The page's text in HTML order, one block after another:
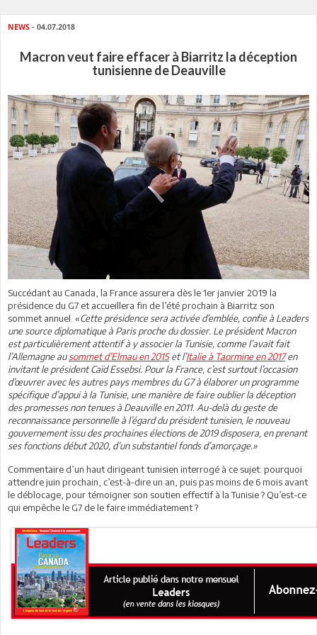
NEWS - 04.07.2018
Macron veut faire effacer à Biarritz la déception
tunisienne de Deauville
Succédant au Canada, la France assurera dès le 1er janvier 2019 la
présidence du G7 et accueillera fin de l’été prochain à Biarritz son
sommet annuel. «Cette présidence sera activée d’emblée, confie à Leaders
une source diplomatique à Paris proche du dossier. Le président Macron
est particulièrement attentif à y associer la Tunisie, comme l’avait fait
l’Allemagne ausommet d’Elmau en 2015et l’Italie à Taormine en 2017en
invitant le président Caïd Essebsi. Pour la France, c’est surtout l’occasion
d’œuvrer avec les autres pays membres du G7 à élaborer un programme
spécifique d’appui à la Tunisie, une manière de faire oublier la déception
des promesses non tenues à Deauville en 2011. Au-delà du geste de
reconnaissance personnelle à l’égard du président tunisien, le nouveau
gouvernement issu des prochaines élections de 2019 disposera, en prenant
ses fonctions début 2020, d’un substantiel fonds d’amorçage.»
Commentaire d’un haut dirigeant tunisien interrogé à ce sujet: pourquoi
attendre juin prochain, c’est-à-dire un an, puis pas moins de 6 mois avant
le déblocage, pour témoigner son soutien effectif à la Tunisie ? Qu’est-ce
qui empêche le G7 de le faire immédiatement ?